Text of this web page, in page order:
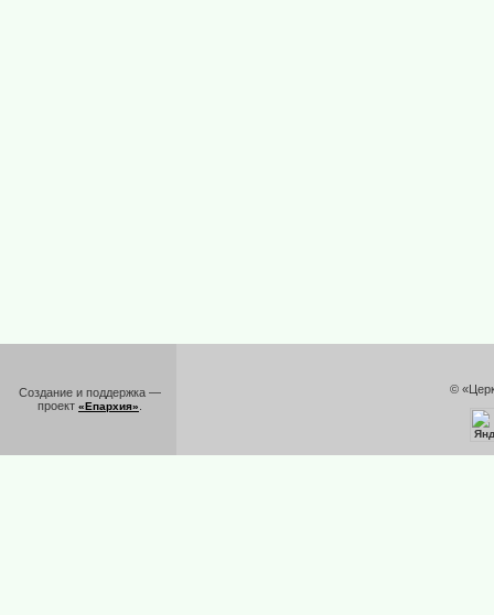
Создание и поддержка —
проект «Епархия»
©